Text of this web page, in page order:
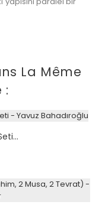
La Même
: